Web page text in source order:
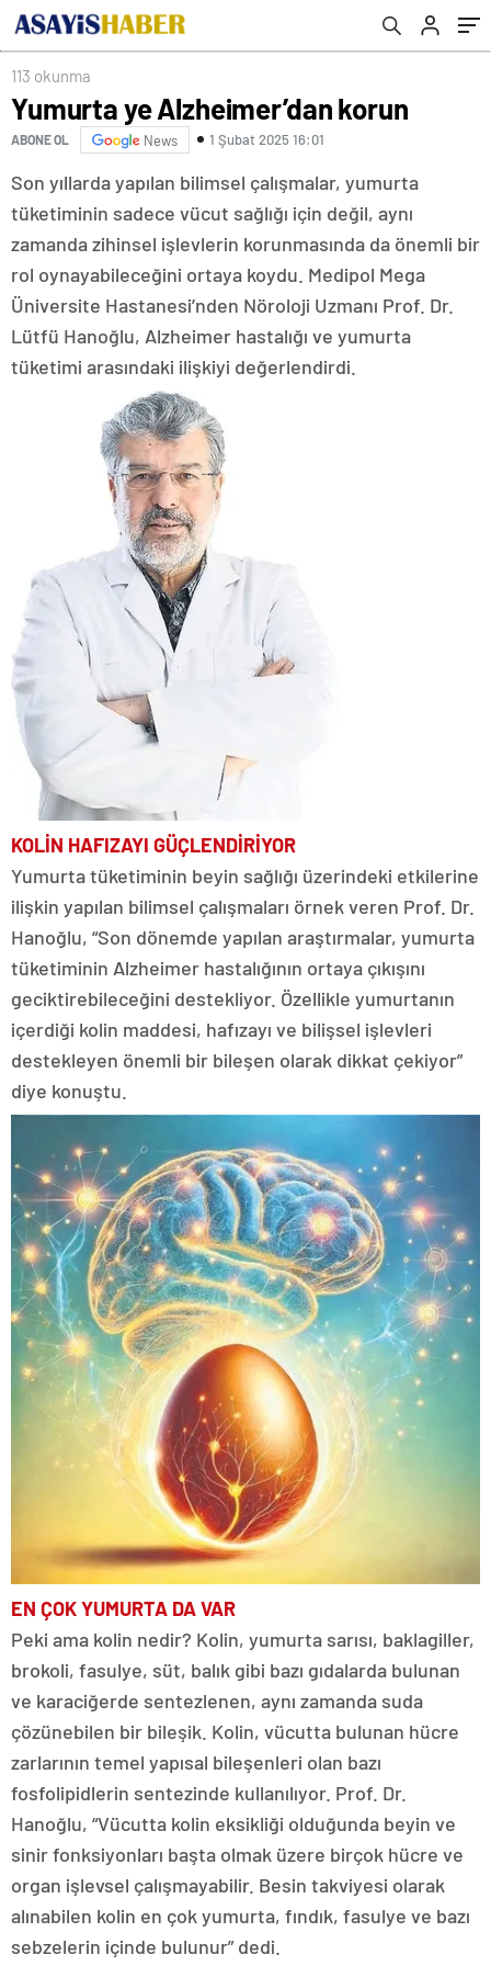
113 okunma
Yumurta ye Alzheimer’dan korun
ABONE OL News 1 Şubat 2025 16:01
Son yıllarda yapılan bilimsel çalışmalar, yumurta
tüketiminin sadece vücut sağlığı için değil, aynı
zamanda zihinsel işlevlerin korunmasında da önemli bir
rol oynayabileceğini ortaya koydu. Medipol Mega
Üniversite Hastanesi’nden Nöroloji Uzmanı Prof. Dr.
Lütfü Hanoğlu, Alzheimer hastalığı ve yumurta
tüketimi arasındaki ilişkiyi değerlendirdi.
KOLİN HAFIZAYI GÜÇLENDİRİYOR
Yumurta tüketiminin beyin sağlığı üzerindeki etkilerine
ilişkin yapılan bilimsel çalışmaları örnek veren Prof. Dr.
Hanoğlu, “Son dönemde yapılan araştırmalar, yumurta
tüketiminin Alzheimer hastalığının ortaya çıkışını
geciktirebileceğini destekliyor. Özellikle yumurtanın
içerdiği kolin maddesi, hafızayı ve bilişsel işlevleri
destekleyen önemli bir bileşen olarak dikkat çekiyor”
diye konuştu.
EN ÇOK YUMURTA DA VAR
Peki ama kolin nedir? Kolin, yumurta sarısı, baklagiller,
brokoli, fasulye, süt, balık gibi bazı gıdalarda bulunan
ve karaciğerde sentezlenen, aynı zamanda suda
çözünebilen bir bileşik. Kolin, vücutta bulunan hücre
zarlarının temel yapısal bileşenleri olan bazı
fosfolipidlerin sentezinde kullanılıyor. Prof. Dr.
Hanoğlu, “Vücutta kolin eksikliği olduğunda beyin ve
sinir fonksiyonları başta olmak üzere birçok hücre ve
organ işlevsel çalışmayabilir. Besin takviyesi olarak
alınabilen kolin en çok yumurta, fındık, fasulye ve bazı
sebzelerin içinde bulunur” dedi.